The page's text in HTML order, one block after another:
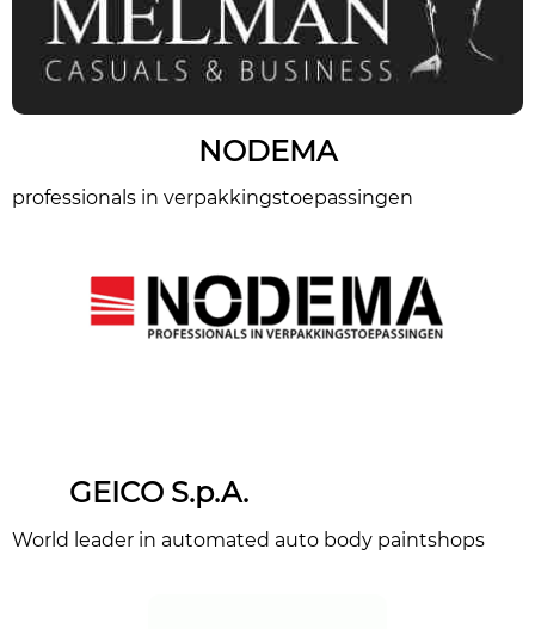
NODEMA
professionals in verpakkingstoepassingen
GEICO S.p.A.
World leader in automated auto body paintshops